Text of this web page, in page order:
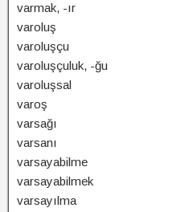
varmak, -ır
varoluş
varoluşçu
varoluşçuluk, -ğu
varoluşsal
varoş
varsağı
varsanı
varsayabilme
varsayabilmek
varsayılma